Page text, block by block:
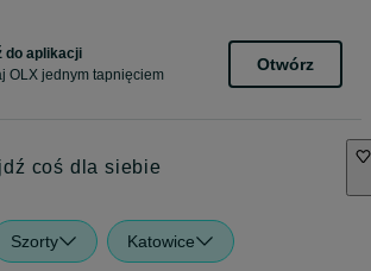
do aplikacji
OLX jednym tapnięciem
Otwórz
coś dla siebie
Szorty Katowice